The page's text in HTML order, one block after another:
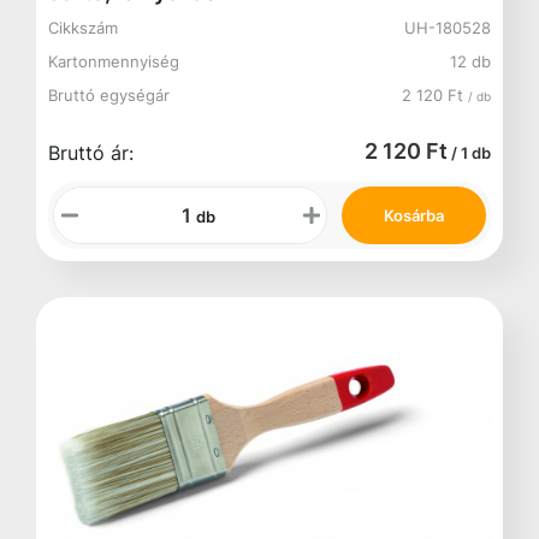
Cikkszám
UH-180528
Kartonmennyiség
12 db
Bruttó egységár
2 120 Ft / db
Bruttó ár: 2 120 Ft / 1 db
db Kosárba